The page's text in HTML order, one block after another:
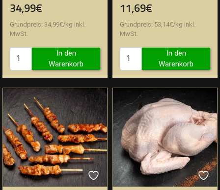
34,99€
Grundpreis: 34,99€/kg inkl.
MwSt.
In den
Warenkorb
11,69€
Grundpreis: 53,14€/kg inkl.
MwSt.
In den
Warenkorb